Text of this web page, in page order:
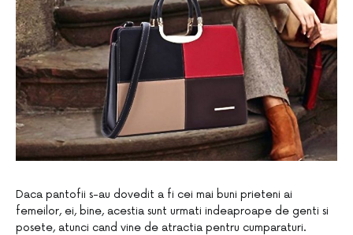
Daca pantofii s-au dovedit a fi cei mai buni prieteni ai
femeilor, ei, bine, acestia sunt urmati indeaproape de genti si
posete, atunci cand vine de atractia pentru cumparaturi.